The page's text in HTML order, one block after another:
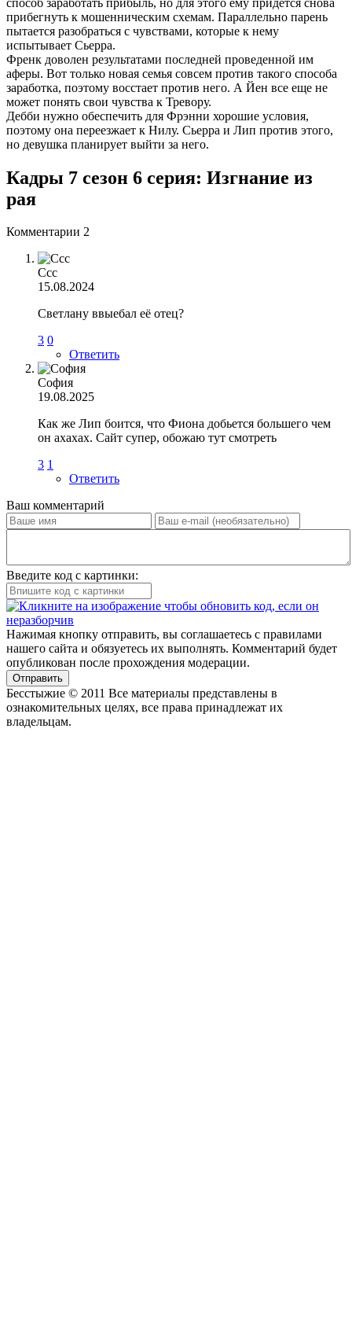
прибегнуть к мошенническим схемам. Параллельно парень
пытается разобраться с чувствами, которые к нему
испытывает Сьерра.
Френк доволен результатами последней проведенной им
аферы. Вот только новая семья совсем против такого способа
заработка, поэтому восстает против него. А Йен все еще не
может понять свои чувства к Тревору.
Дебби нужно обеспечить для Фрэнни хорошие условия,
поэтому она переезжает к Нилу. Сьерра и Лип против этого,
но девушка планирует выйти за него.
Кадры 7 сезон 6 серия: Изгнание из
рая
Комментарии 2
Ссс
15.08.2024
Светлану ввыебал её отец?
3 0
Ответить
София
19.08.2025
Как же Лип боится, что Фиона добьется большего чем
он ахахах. Сайт супер, обожаю тут смотреть
3 1
Ответить
Ваш комментарий
Введите код с картинки:
Нажимая кнопку отправить, вы соглашаетесь с правилами
нашего сайта и обязуетесь их выполнять. Комментарий будет
опубликован после прохождения модерации.
Отправить
Бесстыжие © 2011 Все материалы представлены в
ознакомительных целях, все права принадлежат их
владельцам.